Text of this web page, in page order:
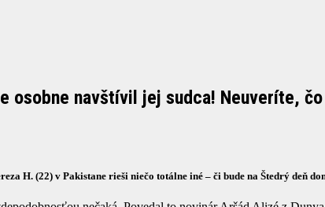
osobne navštívil jej sudca! Neuveríte,
H. (22) v Pakistane rieši niečo totálne iné – či bude na Štedrý